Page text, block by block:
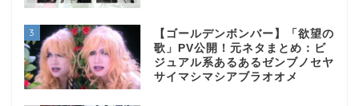
3
【ゴールデンボンバー】「欲望の
歌」PV公開！元ネタまとめ：ビ
ジュアル系あるあるゼンブノセヤ
サイマシマシアブラオオメ